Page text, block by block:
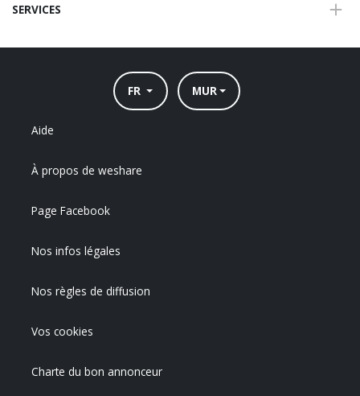
SERVICES
FR MUR
Aide
À propos de weshare
Page Facebook
Nos infos légales
Nos règles de diffusion
Vos cookies
Charte du bon annonceur